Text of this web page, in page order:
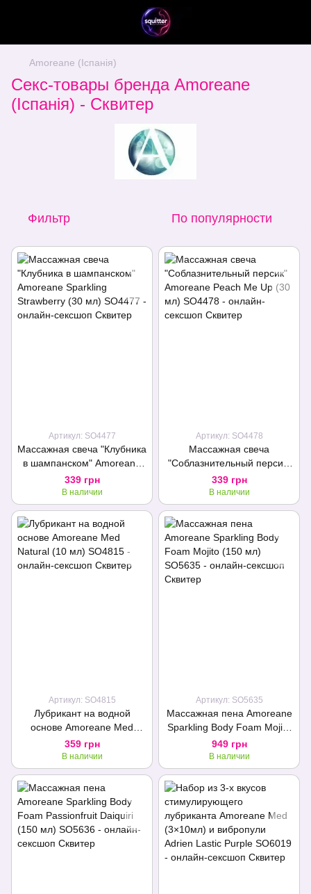
Amoreane (Іспанія)
Секс-товары бренда Amoreane
(Іспанія) - Сквитер
Фильтр По популярности
Артикул: SO4477
Массажная свеча "Клубника
в шампанском" Amoreane
Sparkling Strawberry (30 мл)
339 грн
В наличии
Артикул: SO4478
Массажная свеча
"Соблазнительный персик"
Amoreane Peach Me Up (30
мл)
339 грн
В наличии
Артикул: SO4815
Лубрикант на водной
основе Amoreane Med
Natural (10 мл)
359 грн
В наличии
Артикул: SO5635
Массажная пена Amoreane
Sparkling Body Foam Mojito
(150 мл)
949 грн
В наличии